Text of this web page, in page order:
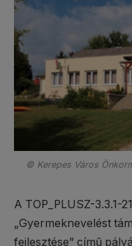
© Kerepes Város
A TOP_PLUSZ-3.3.1-
„Gyermeknevelést
fejlesztése” című